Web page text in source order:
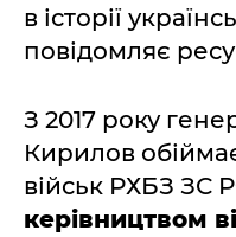
в історії
повідомляє
З 2017 року
Кирилов
військ РХБЗ ЗС
керівництвом